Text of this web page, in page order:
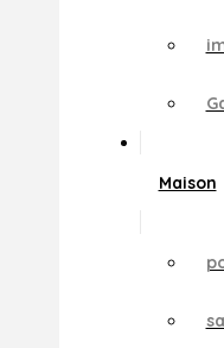
Maison